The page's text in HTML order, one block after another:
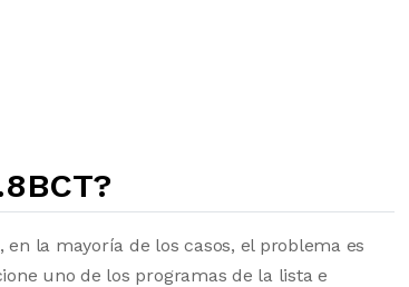
la mayoría de los casos, el problema es
uno de los programas de la lista e